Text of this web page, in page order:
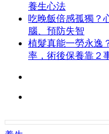
養生心法
吃晚飯倍感孤獨？
腦、預防失智
植髮真能一勞永逸
率，術後保養靠２